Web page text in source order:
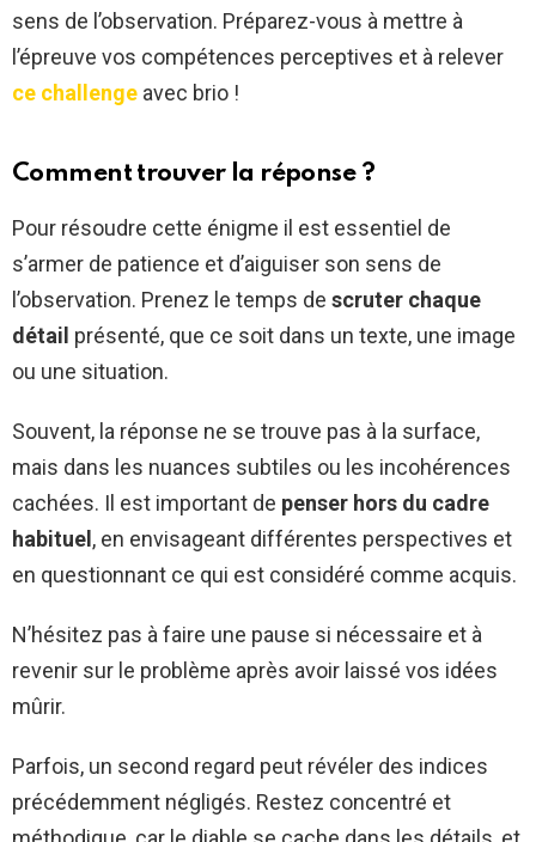
sens de l’observation. Préparez-vous à mettre à
l’épreuve vos compétences perceptives et à relever
ce challenge avec brio !
Comment trouver la réponse ?
Pour résoudre cette énigme il est essentiel de
s’armer de patience et d’aiguiser son sens de
l’observation. Prenez le temps de scruter chaque
détail présenté, que ce soit dans un texte, une image
ou une situation.
Souvent, la réponse ne se trouve pas à la surface,
mais dans les nuances subtiles ou les incohérences
cachées. Il est important de penser hors du cadre
habituel , en envisageant différentes perspectives et
en questionnant ce qui est considéré comme acquis.
N’hésitez pas à faire une pause si nécessaire et à
revenir sur le problème après avoir laissé vos idées
mûrir.
Parfois, un second regard peut révéler des indices
précédemment négligés. Restez concentré et